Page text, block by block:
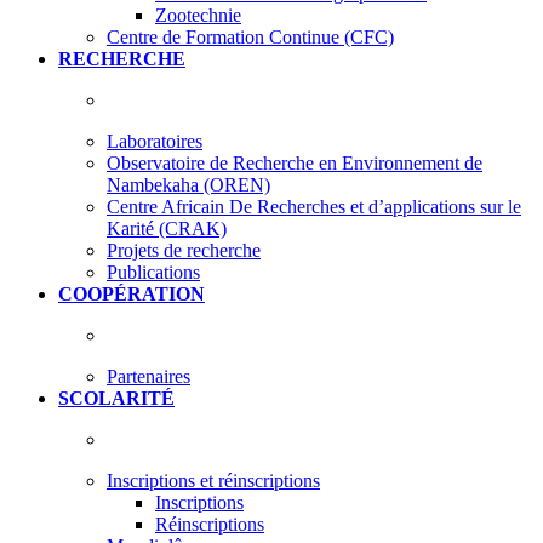
Zootechnie
Centre de Formation Continue (CFC)
RECHERCHE
Laboratoires
Observatoire de Recherche en Environnement de
Nambekaha (OREN)
Centre Africain De Recherches et d’applications sur le
Karité (CRAK)
Projets de recherche
Publications
COOPÉRATION
Partenaires
SCOLARITÉ
Inscriptions et réinscriptions
Inscriptions
Réinscriptions